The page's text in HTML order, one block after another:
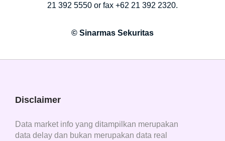
21 392 5550 or fax +62 21 392 2320.
© Sinarmas Sekuritas
Disclaimer
Data market info yang ditampilkan merupakan
data delay dan bukan merupakan data real